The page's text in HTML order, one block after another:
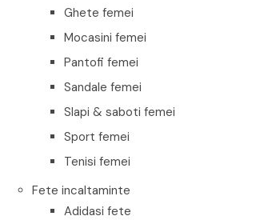
Ghete femei
Mocasini femei
Pantofi femei
Sandale femei
Slapi & saboti femei
Sport femei
Tenisi femei
Fete incaltaminte
Adidasi fete